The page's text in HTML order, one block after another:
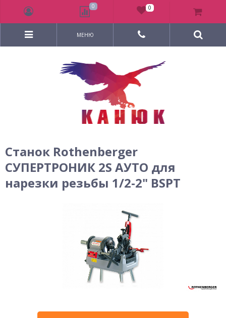
МЕНЮ
Станок Rothenberger
СУПЕРТРОНИК 2S АУТО для
нарезки резьбы 1/2-2" BSPT
0 0